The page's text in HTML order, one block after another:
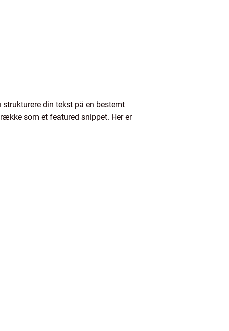
din tekst på en bestemt
som et featured snippet. Her er